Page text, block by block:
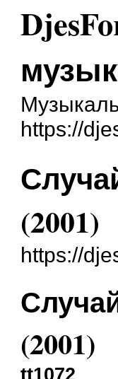
https://
(2001)
https://
(2001)
tt1072